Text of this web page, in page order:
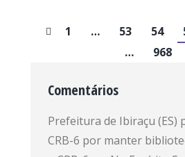
1 … 53 54
…
968
Comentários
Prefeitura de Ibiraçu (ES)
CRB-6 por manter